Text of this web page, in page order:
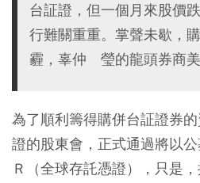
台証證，但一個月來股價
行難關重重。掌聲未歇，
霾，辜仲 瑩的龍頭券商
為了順利籌得購併台証證券
證的股東會，正式通過將以
Ｒ（全球存託憑證），只是